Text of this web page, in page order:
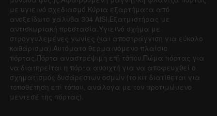
με υγιεινό σχεδιασμό.Κύρια εξαρτήματα από
ανοξείδωτο χάλυβα 304 AISI.Εξατμιστήρας με
αντισκωριακή προστασία.Υγιεινό σχήμα με
στρογγυλεμένες γωνίες (και αποστράγγιση για εύκολο
καθάρισμα).Αυτόματο θερμαινόμενο πλαίσιο
πόρτας.Πόρτα αναστρέψιμη επί τόπου.Πώμα πόρτας για
να διατηρείται η πόρτα ανοιχτή για να αποφευχθεί ο
σχηματισμός δυσάρεστων οσμών (το κιτ διατίθεται για
τοποθέτηση επί τόπου, ανάλογα με τον προτιμώμενο
μεντεσέ της πόρτας).